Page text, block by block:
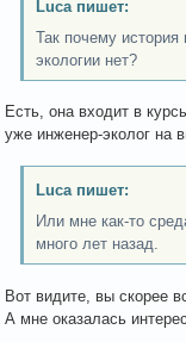
Luca пишет:
Так почему
экологии нет?
Есть, она входит в
уже инженер-эколог на
Luca пишет:
Или мне как-то
много лет назад.
Вот видите, вы скорее
А мне оказалась